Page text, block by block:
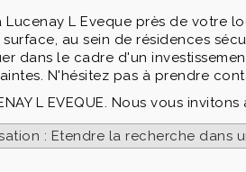
L Eveque près de votre
au sein de résidences
dans le cadre d'un
N'hésitez pas à prendre
L EVEQUE. Nous vous
: Etendre la recherche dans